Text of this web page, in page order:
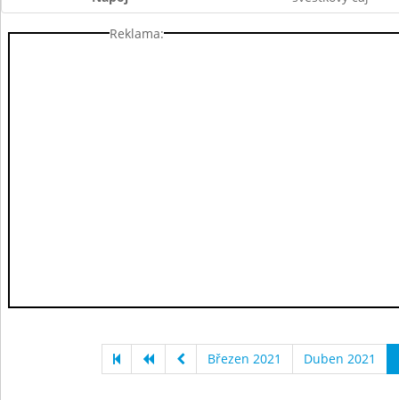
Reklama:
Březen 2021 Duben 2021